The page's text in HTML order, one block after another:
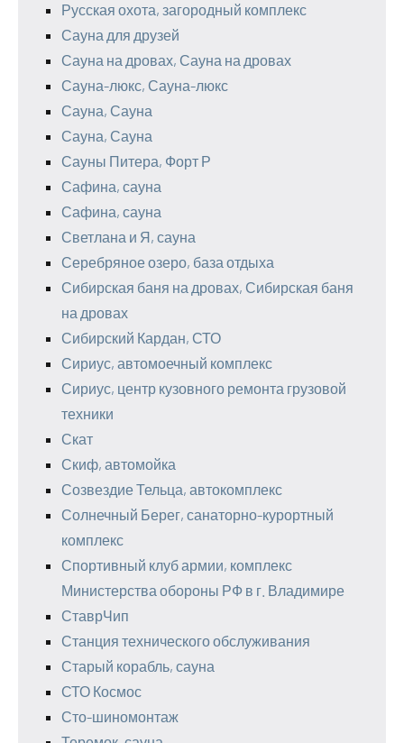
Русская охота, загородный комплекс
Сауна для друзей
Сауна на дровах, Сауна на дровах
Сауна-люкс, Сауна-люкс
Сауна, Сауна
Сауна, Сауна
Сауны Питера, Форт Р
Сафина, сауна
Сафина, сауна
Светлана и Я, сауна
Серебряное озеро, база отдыха
Сибирская баня на дровах, Сибирская баня
на дровах
Сибирский Кардан, СТО
Сириус, автомоечный комплекс
Сириус, центр кузовного ремонта грузовой
техники
Скат
Скиф, автомойка
Созвездие Тельца, автокомплекс
Солнечный Берег, санаторно-курортный
комплекс
Спортивный клуб армии, комплекс
Министерства обороны РФ в г. Владимире
СтаврЧип
Станция технического обслуживания
Старый корабль, сауна
СТО Космос
Сто-шиномонтаж